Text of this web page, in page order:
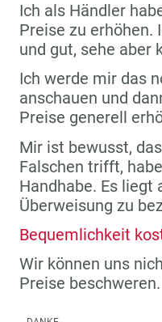
Ich als Händler
Preise zu erhöhen.
und gut, sehe aber
Ich werde mir das
anschauen und
Preise generell
Mir ist bewusst,
Falschen trifft,
Handhabe. Es liegt
Überweisung zu
Bequemlichkeit
Wir können uns
Preise beschweren.